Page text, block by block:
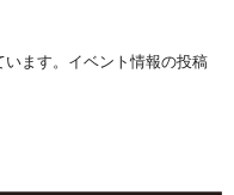
ます。イベント情報の投稿